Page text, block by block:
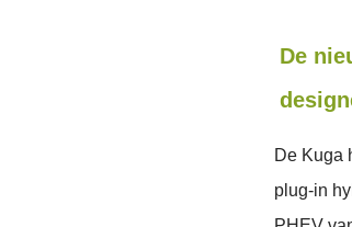
De
De Kuga
plug-in